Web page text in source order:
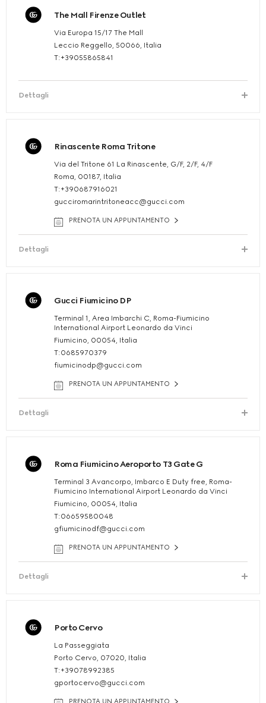
The Mall Firenze Outlet
Via Europa 15/17 The Mall
Leccio Reggello, 50066, Italia
T:+39055865841
Dettagli
Rinascente Roma Tritone
Via del Tritone 61 La Rinascente, G/F, 2/F, 4/F
Roma, 00187, Italia
T:+390687916021
gucciromarintritoneacc@gucci.com
PRENOTA UN APPUNTAMENTO
Dettagli
Gucci Fiumicino DP
Terminal 1, Area Imbarchi C, Roma-Fiumicino
International Airport Leonardo da Vinci
Fiumicino, 00054, Italia
T:0685970379
fiumicinodp@gucci.com
PRENOTA UN APPUNTAMENTO
Dettagli
Roma Fiumicino Aeroporto T3 Gate G
Terminal 3 Avancorpo, Imbarco E Duty free, Roma-
Fiumicino International Airport Leonardo da Vinci
Fiumicino, 00054, Italia
T:06659580048
gfiumicinodf@gucci.com
PRENOTA UN APPUNTAMENTO
Dettagli
Porto Cervo
La Passeggiata
Porto Cervo, 07020, Italia
T:+39078992385
gportocervo@gucci.com